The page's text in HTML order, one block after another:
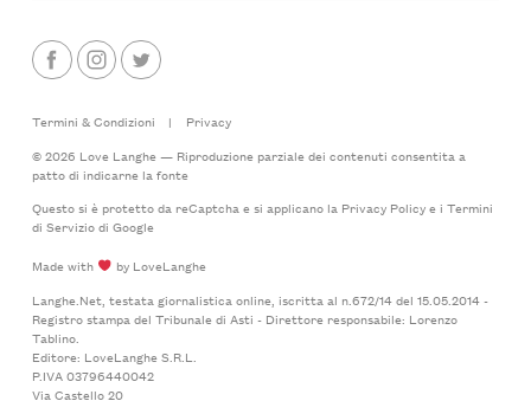
Termini & Condizioni |
Privacy
© 2026 Love Langhe — Riproduzione parziale dei contenuti consentita a
patto di indicarne la fonte
Questo si è protetto da reCaptcha e si applicano la Privacy Policye i Termini
di Serviziodi Google
Made with
by LoveLanghe
Langhe.Net, testata giornalistica online, iscritta al n.672/14 del 15.05.2014 -
Registro stampa del Tribunale di Asti - Direttore responsabile: Lorenzo
Tablino.
Editore: LoveLanghe S.R.L.
P.IVA 03796440042
Via Castello 20